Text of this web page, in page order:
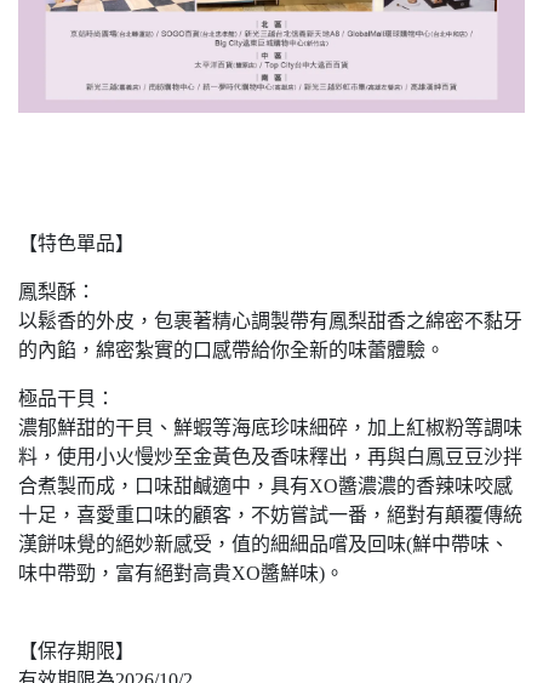
【特色單品】
鳳梨酥：
以鬆香的外皮，包裹著精心調製帶有鳳梨甜香之綿密不黏牙
的內餡，綿密紮實的口感帶給你全新的味蕾體驗。
極品干貝：
濃郁鮮甜的干貝、鮮蝦等海底珍味細碎，加上紅椒粉等調味
料，使用小火慢炒至金黃色及香味釋出，再與白鳳豆豆沙拌
合煮製而成，口味甜鹹適中，具有XO醬濃濃的香辣味咬感
十足，喜愛重口味的顧客，不妨嘗試一番，絕對有顛覆傳統
漢餅味覺的絕妙新感受，值的細細品嚐及回味(鮮中帶味、
味中帶勁，富有絕對高貴XO醬鮮味)。
【保存期限】